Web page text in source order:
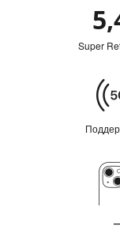
Обзор
Super
Сотовая
связь
Камера